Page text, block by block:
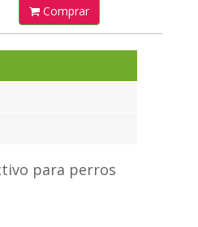
Comprar
para perros